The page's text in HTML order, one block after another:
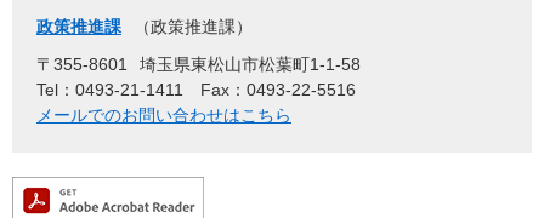
政策推進課
政策推進課
〒355-8601
埼玉県東松山市松葉町1-1-58
Tel：0493-21-1411
Fax：0493-22-5516
メールでのお問い合わせはこちら